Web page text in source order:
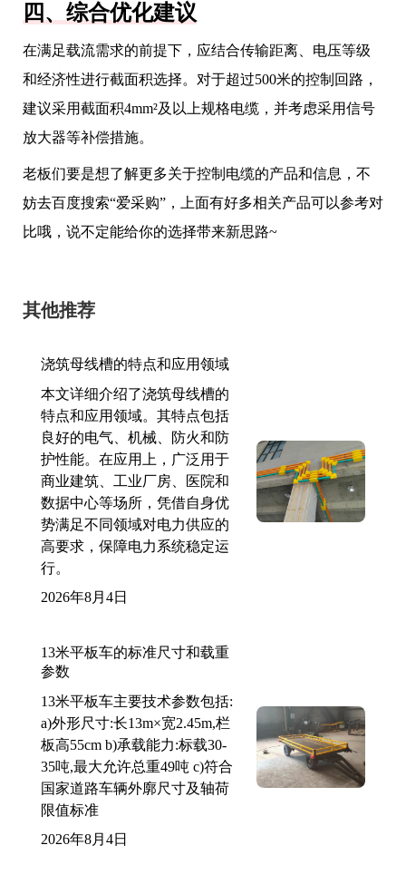
四、综合优化建议
在满足载流需求的前提下，应结合传输距离、电压等级
和经济性进行截面积选择。对于超过500米的控制回路，
建议采用截面积4mm²及以上规格电缆，并考虑采用信号
放大器等补偿措施。
老板们要是想了解更多关于控制电缆的产品和信息，不
妨去百度搜索“爱采购”，上面有好多相关产品可以参考对
比哦，说不定能给你的选择带来新思路~
其他推荐
浇筑母线槽的特点和应用领域
本文详细介绍了浇筑母线槽的
特点和应用领域。其特点包括
良好的电气、机械、防火和防
护性能。在应用上，广泛用于
商业建筑、工业厂房、医院和
数据中心等场所，凭借自身优
势满足不同领域对电力供应的
高要求，保障电力系统稳定运
行。
2026年8月4日
13米平板车的标准尺寸和载重
参数
13米平板车主要技术参数包括:
a)外形尺寸:长13m×宽2.45m,栏
板高55cm b)承载能力:标载30-
35吨,最大允许总重49吨 c)符合
国家道路车辆外廓尺寸及轴荷
限值标准
2026年8月4日